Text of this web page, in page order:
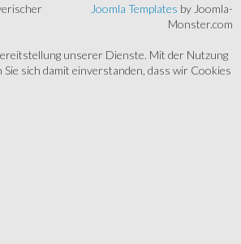
Joomla Templates by Joomla-
Monster.com
unserer Dienste. Mit der Nutzung
sich damit einverstanden, dass wir Cookies